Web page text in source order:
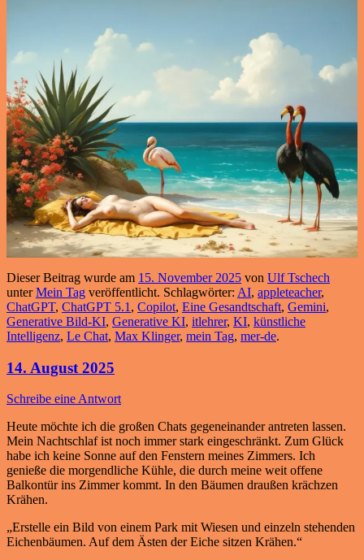
Dieser Beitrag wurde am 15. November 2025 von Ulf Tschech
unterMein Tag veröffentlicht. Schlagwörter: AI, appleteacher,
ChatGPT, ChatGPT 5.1 , Copilot, Eine Gesandtschaft, Gemini,
Generative Bild-KI, Generative KI, itlehrer, KI, künstliche
Intelligenz, Le Chat, Max Klinger, mein Tag, mer-de.
14. August 2025
Schreibe eine Antwort
Heute möchte ich die großen Chats gegeneinander antreten lassen.
Mein Nachtschlaf ist noch immer stark eingeschränkt. Zum Glück
habe ich keine Sonne auf den Fenstern meines Zimmers. Ich
genieße die morgendliche Kühle, die durch meine weit offene
Balkontür ins Zimmer kommt. In den Bäumen draußen krächzen
Krähen.
„Erstelle ein Bild von einem Park mit Wiesen und einzeln stehenden
Eichenbäumen. Auf dem Ästen der Eiche sitzen Krähen.“